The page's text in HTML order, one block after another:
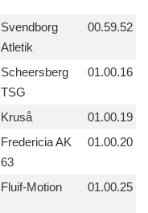
Svendborg
Atletik
00.59.52
Scheersberg
TSG
01.00.16
Kruså
01.00.19
Fredericia AK
63
01.00.20
Fluif-Motion 01.00.25